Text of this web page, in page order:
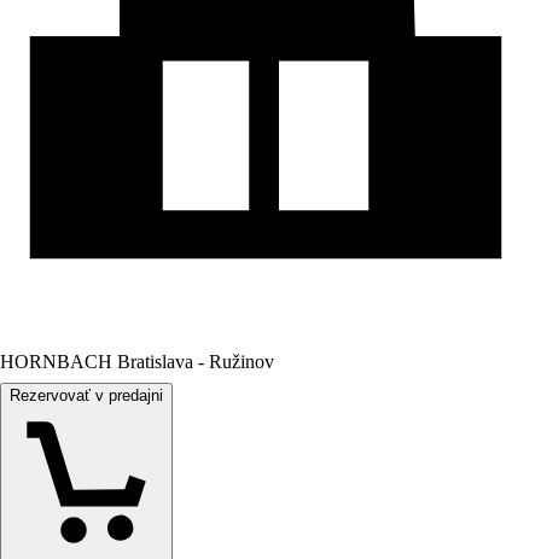
HORNBACH Bratislava - Ružinov
Rezervovať v predajni